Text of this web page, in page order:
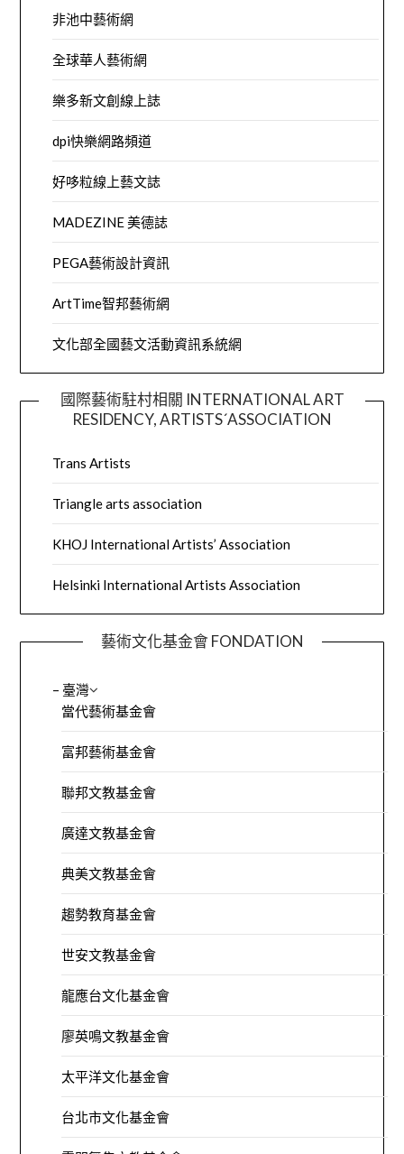
非池中藝術網
全球華人藝術網
樂多新文創線上誌
dpi快樂網路頻道
好哆粒線上藝文誌
MADEZINE 美德誌
PEGA藝術設計資訊
ArtTime智邦藝術網
文化部全國藝文活動資訊系統網
國際藝術駐村相關 INTERNATIONAL ART
RESIDENCY, ARTISTS´ASSOCIATION
Trans Artists
Triangle arts association
KHOJ International Artists’ Association
Helsinki International Artists Association
藝術文化基金會 FONDATION
– 臺灣
當代藝術基金會
富邦藝術基金會
聯邦文教基金會
廣達文教基金會
典美文教基金會
趨勢教育基金會
世安文教基金會
龍應台文化基金會
廖英鳴文教基金會
太平洋文化基金會
台北市文化基金會